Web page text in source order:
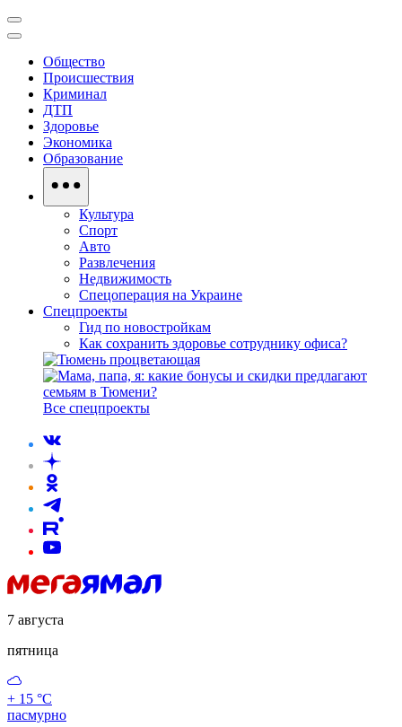
Общество
Происшествия
Криминал
ДТП
Здоровье
Экономика
Образование
Культура
Спорт
Авто
Развлечения
Недвижимость
Спецоперация на Украине
Спецпроекты
Гид по новостройкам
Как сохранить здоровье сотруднику офиса?
Все спецпроекты
7 августа
пятница
+ 15 °С
пасмурно